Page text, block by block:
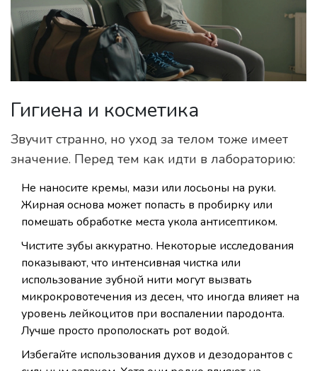
Гигиена и косметика
Звучит странно, но уход за телом тоже имеет
значение. Перед тем как идти в лабораторию:
Не наносите кремы, мази или лосьоны на руки.
Жирная основа может попасть в пробирку или
помешать обработке места укола антисептиком.
Чистите зубы аккуратно. Некоторые исследования
показывают, что интенсивная чистка или
использование зубной нити могут вызвать
микрокровотечения из десен, что иногда влияет на
уровень лейкоцитов при воспалении пародонта.
Лучше просто прополоскать рот водой.
Избегайте использования духов и дезодорантов с